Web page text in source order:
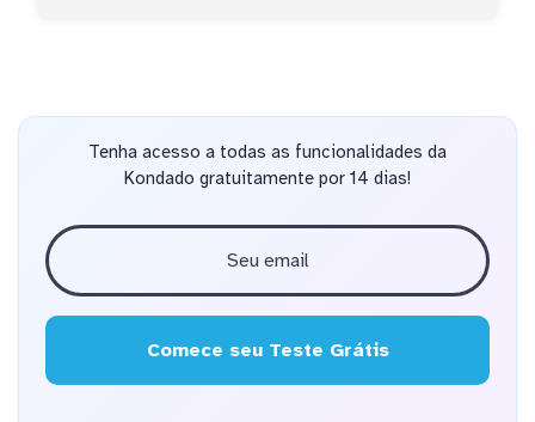
Tenha acesso a todas as funcionalidades da
Kondado gratuitamente por 14 dias!
Comece seu Teste Grátis